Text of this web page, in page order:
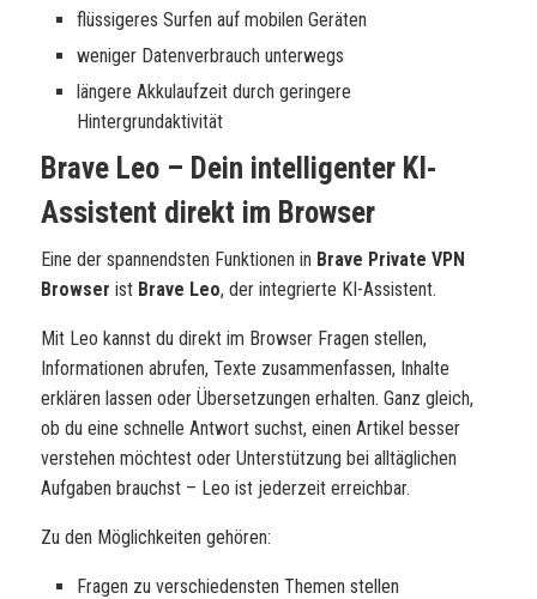
flüssigeres Surfen auf mobilen Geräten
weniger Datenverbrauch unterwegs
längere Akkulaufzeit durch geringere
Hintergrundaktivität
Brave Leo – Dein intelligenter KI-
Assistent direkt im Browser
Eine der spannendsten Funktionen in Brave Private VPN
Browser ist Brave Leo, der integrierte KI-Assistent.
Mit Leo kannst du direkt im Browser Fragen stellen,
Informationen abrufen, Texte zusammenfassen, Inhalte
erklären lassen oder Übersetzungen erhalten. Ganz gleich,
ob du eine schnelle Antwort suchst, einen Artikel besser
verstehen möchtest oder Unterstützung bei alltäglichen
Aufgaben brauchst – Leo ist jederzeit erreichbar.
Zu den Möglichkeiten gehören:
Fragen zu verschiedensten Themen stellen